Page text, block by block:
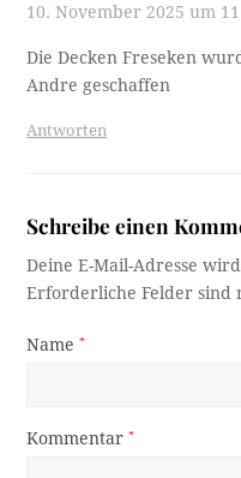
10. November 2025 um
Die Decken Freseken
Andre geschaffen
Antworten
Schreibe einen
Deine E-Mail-Adresse
Erforderliche Felder sind
Name*
Kommentar*